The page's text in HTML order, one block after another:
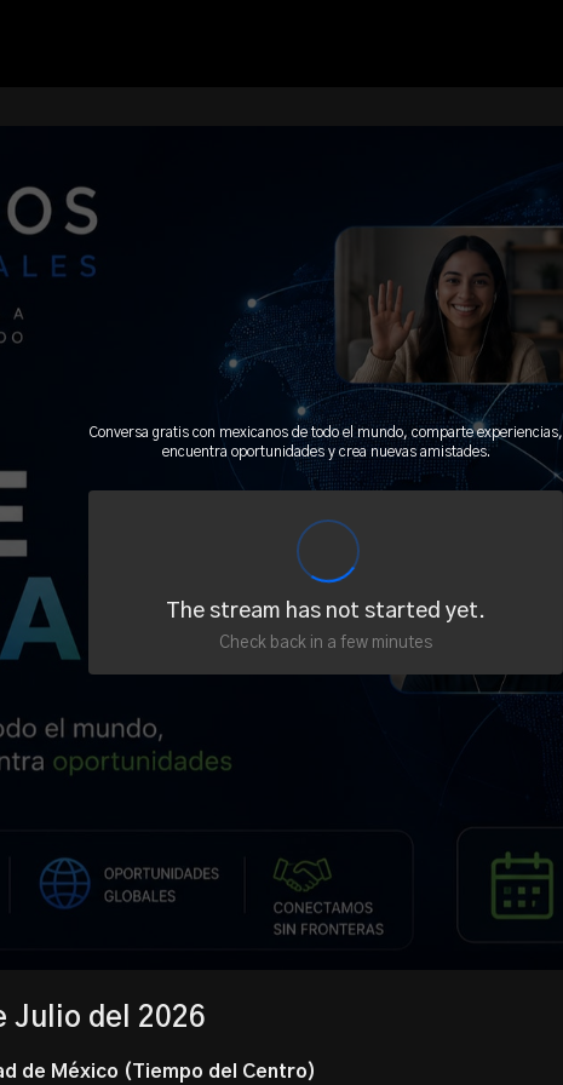
Conversa gratis con mexicanos de todo el mundo, comparte experiencias,
encuentra oportunidades y crea nuevas amistades.
The stream has not started yet.
Check back in a few minutes
Julio del 2026
de México (Tiempo del Centro)